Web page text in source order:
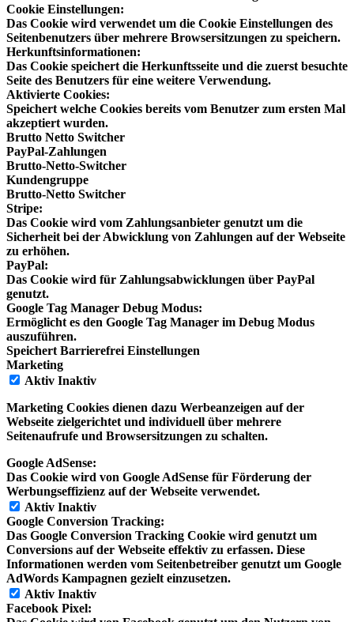
Cookie Einstellungen:
Das Cookie wird verwendet um die Cookie Einstellungen des
Seitenbenutzers über mehrere Browsersitzungen zu speichern.
Herkunftsinformationen:
Das Cookie speichert die Herkunftsseite und die zuerst besuchte
Seite des Benutzers für eine weitere Verwendung.
Aktivierte Cookies:
Speichert welche Cookies bereits vom Benutzer zum ersten Mal
akzeptiert wurden.
Brutto Netto Switcher
PayPal-Zahlungen
Brutto-Netto-Switcher
Kundengruppe
Brutto-Netto Switcher
Stripe:
Das Cookie wird vom Zahlungsanbieter genutzt um die
Sicherheit bei der Abwicklung von Zahlungen auf der Webseite
zu erhöhen.
PayPal:
Das Cookie wird für Zahlungsabwicklungen über PayPal
genutzt.
Google Tag Manager Debug Modus:
Ermöglicht es den Google Tag Manager im Debug Modus
auszuführen.
Speichert Barrierefrei Einstellungen
Marketing
Aktiv Inaktiv
Marketing Cookies dienen dazu Werbeanzeigen auf der
Webseite zielgerichtet und individuell über mehrere
Seitenaufrufe und Browsersitzungen zu schalten.
Google AdSense:
Das Cookie wird von Google AdSense für Förderung der
Werbungseffizienz auf der Webseite verwendet.
Aktiv Inaktiv
Google Conversion Tracking:
Das Google Conversion Tracking Cookie wird genutzt um
Conversions auf der Webseite effektiv zu erfassen. Diese
Informationen werden vom Seitenbetreiber genutzt um Google
AdWords Kampagnen gezielt einzusetzen.
Aktiv Inaktiv
Facebook Pixel: